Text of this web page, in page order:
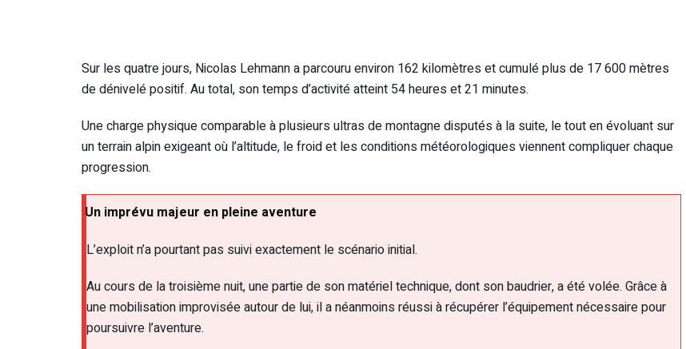
Sur les quatre jours, Nicolas Lehmann a parcouru environ 162 kilomètres et cumulé plus de 17 600 mètres
de dénivelé positif. Au total, son temps d’activité atteint 54 heures et 21 minutes.
Une charge physique comparable à plusieurs ultras de montagne disputés à la suite, le tout en évoluant sur
un terrain alpin exigeant où l’altitude, le froid et les conditions météorologiques viennent compliquer chaque
progression.
Un imprévu majeur en pleine aventure
L’exploit n’a pourtant pas suivi exactement le scénario initial.
Au cours de la troisième nuit, une partie de son matériel technique, dont son baudrier, a été volée. Grâce à
une mobilisation improvisée autour de lui, il a néanmoins réussi à récupérer l’équipement nécessaire pour
poursuivre l’aventure.